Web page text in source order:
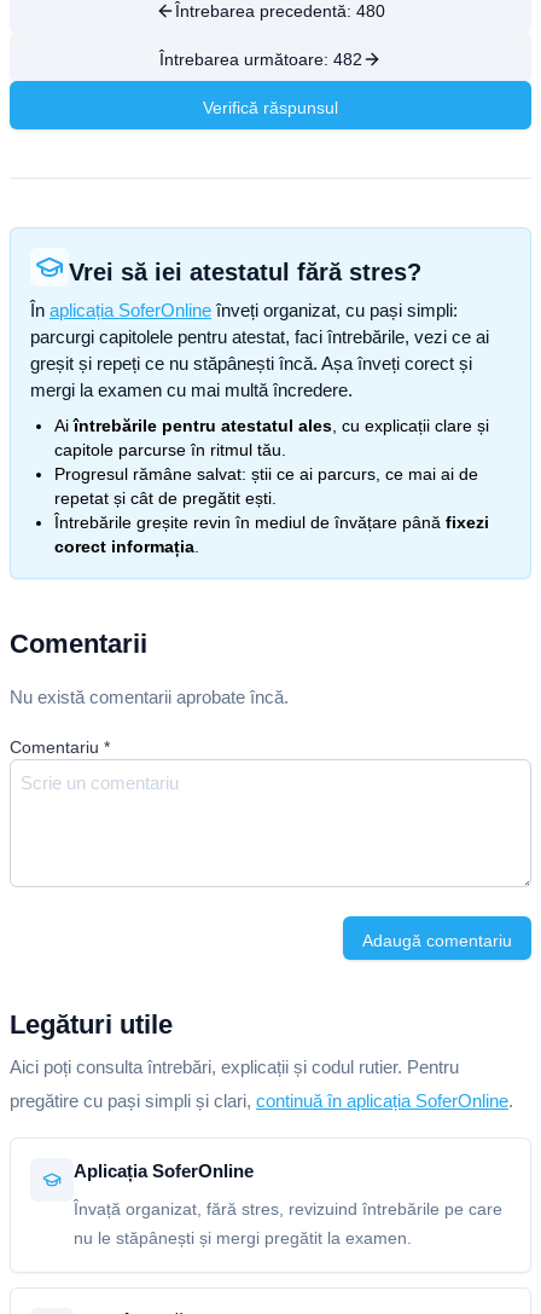
Întrebarea precedentă: 480
Întrebarea următoare: 482
Verifică răspunsul
Vrei să iei atestatul fără stres?
În aplicația SoferOnline înveți organizat, cu pași simpli:
parcurgi capitolele pentru atestat, faci întrebările, vezi ce ai
greșit și repeți ce nu stăpânești încă. Așa înveți corect și
mergi la examen cu mai multă încredere.
Aiîntrebările pentru atestatul ales , cu explicații clare și
capitole parcurse în ritmul tău.
Progresul rămâne salvat: știi ce ai parcurs, ce mai ai de
repetat și cât de pregătit ești.
Întrebările greșite revin în mediul de învățare până fixezi
corect informația
Comentarii
Nu există comentarii aprobate încă.
Comentariu *
Adaugă comentariu
Legături utile
Aici poți consulta întrebări, explicații și codul rutier. Pentru
pregătire cu pași simpli și clari, continuă în aplicația SoferOnline.
Aplicația SoferOnline
Învață organizat, fără stres, revizuind întrebările pe care
nu le stăpânești și mergi pregătit la examen.